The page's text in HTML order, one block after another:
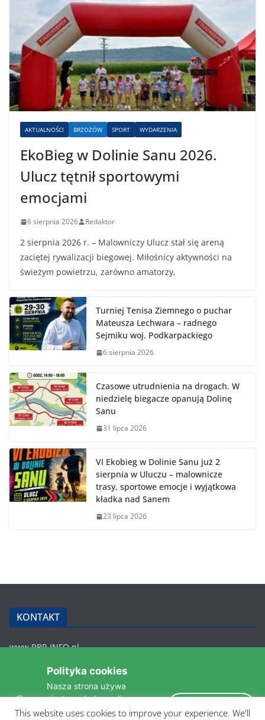
AKTUALNOŚCI BRZOZÓW SPORT WYDARZENIA
EkoBieg w Dolinie Sanu 2026.
Ulucz tętnił sportowymi
emocjami
6 sierpnia 2026 Redaktor
2 sierpnia 2026 r. – Malowniczy Ulucz stał się areną
zaciętej rywalizacji biegowej. Miłośnicy aktywności na
świeżym powietrzu, zarówno amatorzy,
Turniej Tenisa Ziemnego o puchar
Mateusza Lechwara – radnego
Sejmiku woj. Podkarpackiego
6 sierpnia 2026
Czasowe utrudnienia na drogach. W
niedzielę biegacze opanują Dolinę
Sanu
31 lipca 2026
VI Ekobieg w Dolinie Sanu już 2
sierpnia w Uluczu – malownicze
trasy, sportowe emocje i wyjątkowa
kładka nad Sanem
23 lipca 2026
KONTAKT
www.RBR.INFO.pl
36-200 Brzozów
rbr.info.pl@gmail.com
This website uses cookies to improve your experience. We'll
Polityka cookies
Nasza strona używa
ciasteczek do analizy
statystyk i zapewnienia
Akceptuję